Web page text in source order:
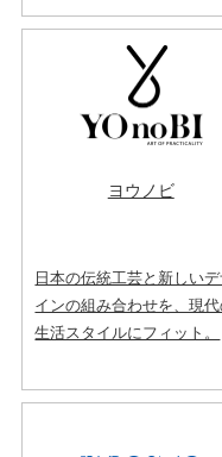
ヨウノビ
日本の伝統工芸と新しい
インの組み合わせを、現
生活スタイルにフィット。